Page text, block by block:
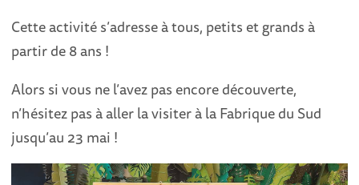
Cette activité s’adresse à tous, petits et grands à
partir de 8 ans !
Alors si vous ne l’avez pas encore découverte,
n’hésitez pas à aller la visiter à la Fabrique du Sud
jusqu’au 23 mai !